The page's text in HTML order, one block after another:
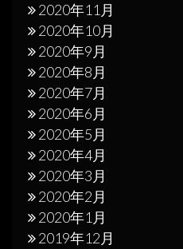
2020年11月
2020年10月
2020年9月
2020年8月
2020年7月
2020年6月
2020年5月
2020年4月
2020年3月
2020年2月
2020年1月
2019年12月